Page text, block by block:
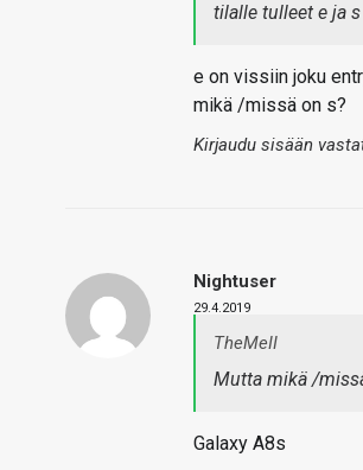
tilalle tulleet e ja
e on vissiin joku
mikä /missä on s?
Kirjaudu sisään
Nightuser
29.4.2019
TheMeII
Mutta mikä /
Galaxy A8s